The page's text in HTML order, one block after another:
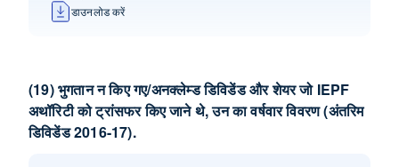
डाउनलोड करें
(19) भुगतान न किए गए/अनक्लेम्‍ड डि‍विडेंड और शेयर जो IEPF
अथॉ‍रिटी को ट्रांसफर किए जाने थे, उन का वर्षवार विवरण (अंतरिम
डि‍विडेंड 2016-17).